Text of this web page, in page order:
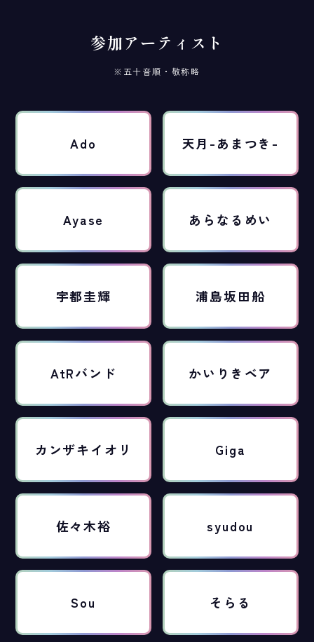
参加アーティスト
※五十音順・敬称略
Ado 天月-あまつき-
Ayase あらなるめい
宇都圭輝 浦島坂田船
AtRバンド かいりきベア
カンザキイオリ Giga
佐々木裕 syudou
Sou そらる